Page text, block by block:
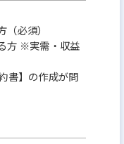
必須）
方 ※実需・収益
書】の作成が問